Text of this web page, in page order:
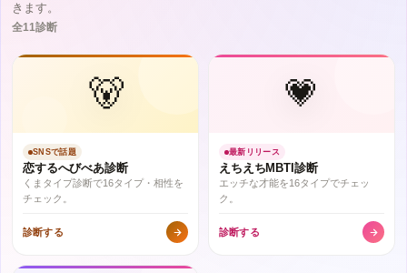
きます。
全11診断
🐻
SNSで話題
恋するへびべあ診断
くまタイプ診断で16タイプ・相性を
チェック。
診断する
💗
最新リリース
えちえちMBTI診断
エッチな才能を16タイプでチェッ
ク。
診断する